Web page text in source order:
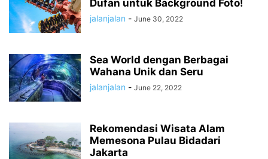
Dufan untuk Background Foto!
jalanjalan - June 30, 2022
Sea World dengan Berbagai
Wahana Unik dan Seru
jalanjalan - June 22, 2022
Rekomendasi Wisata Alam
Memesona Pulau Bidadari
Jakarta